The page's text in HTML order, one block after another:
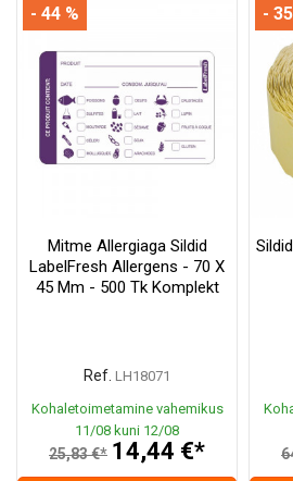
Mitme Allergiaga Sildid
LabelFresh Allergens - 70 X
45 Mm - 500 Tk Komplekt
Ref. LH18071
Kohaletoimetamine vahemikus
11/08 kuni 12/08
25,83 €* 14,44 €*
- 44 % -